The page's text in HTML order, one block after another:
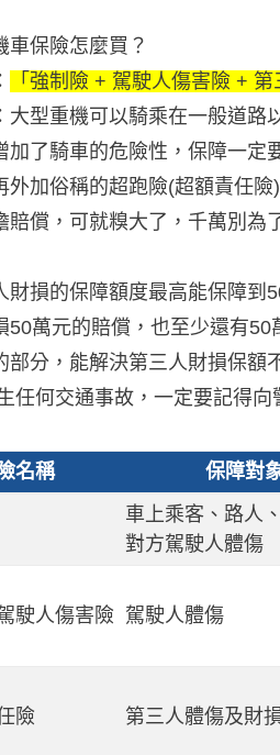
車保險怎麼買？
「強制險 + 駕駛人傷害險 +
大型重機可以騎乘在一般道路
加了騎車的危險性，保障一定
外加俗稱的超跑險(超額責任
賠償，可就糗大了，千萬別為
財損的保障額度最高能保障到
50萬元的賠償，也至少還有50
部分，能解決第三人財損保額
任何交通事故，一定要記得向
名稱 保障對
車上乘客、路人、
對方駕駛人體傷
駛人傷害險 駕駛人體傷
險 第三人體傷及財